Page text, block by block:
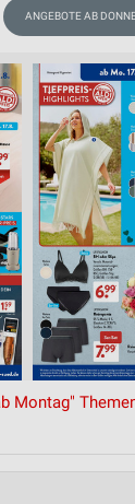
ANGEBOTE AB
Montag"